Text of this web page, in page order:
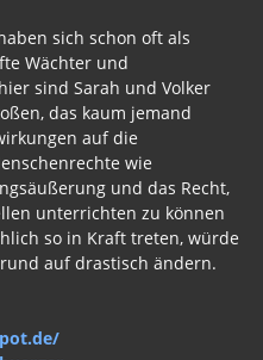
sich schon oft als
Wächter und
sind Sarah und Volker
das kaum jemand
auf die
wie
und das Recht,
unterrichten zu können
so in Kraft treten, würde
auf drastisch ändern.